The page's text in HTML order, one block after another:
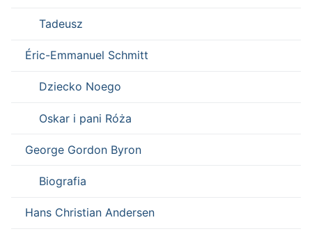
Tadeusz
Éric-Emmanuel Schmitt
Dziecko Noego
Oskar i pani Róża
George Gordon Byron
Biografia
Hans Christian Andersen